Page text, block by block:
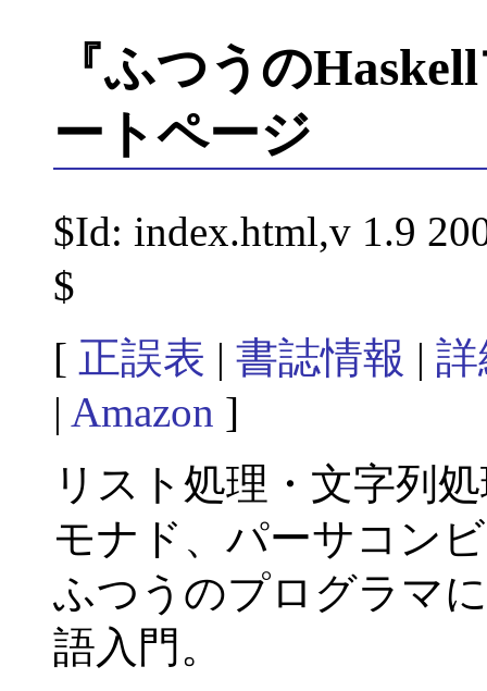
『ふつうの
ートページ
$Id: index.html,v 1.9
$
[ 正誤表 | 書誌情報 |
| Amazon ]
リスト処理・文字列
モナド、パーサコン
ふつうのプログラマ
語入門。